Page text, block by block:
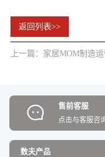
返回列表>>
上一篇：家居MOM制造
售前客服
点击与客服咨
数夫产品